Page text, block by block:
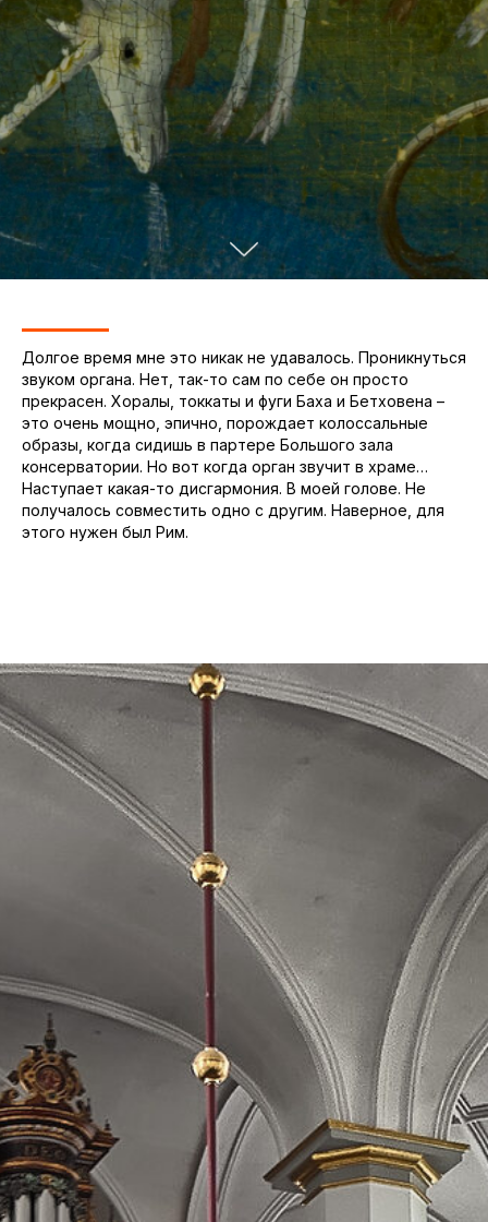
Долгое время мне это никак не удавалось. Проникнуться
звуком органа. Нет, так-то сам по себе он просто
прекрасен. Хоралы, токкаты и фуги Баха и Бетховена –
это очень мощно, эпично, порождает колоссальные
образы, когда сидишь в партере Большого зала
консерватории. Но вот когда орган звучит в храме…
Наступает какая-то дисгармония. В моей голове. Не
получалось совместить одно с другим. Наверное, для
этого нужен был Рим.